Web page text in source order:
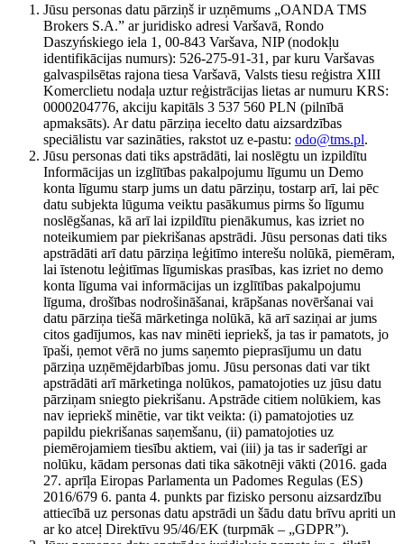
Jūsu personas datu pārziņš ir uzņēmums „OANDA TMS
Brokers S.A.” ar juridisko adresi Varšavā, Rondo
Daszyńskiego iela 1, 00-843 Varšava, NIP (nodokļu
identifikācijas numurs): 526-275-91-31, par kuru Varšavas
galvaspilsētas rajona tiesa Varšavā, Valsts tiesu reģistra XIII
Komerclietu nodaļa uztur reģistrācijas lietas ar numuru KRS:
0000204776, akciju kapitāls 3 537 560 PLN (pilnībā
apmaksāts). Ar datu pārziņa iecelto datu aizsardzības
speciālistu var sazināties, rakstot uz e-pastu: odo@tms.pl.
Jūsu personas dati tiks apstrādāti, lai noslēgtu un izpildītu
Informācijas un izglītības pakalpojumu līgumu un Demo
konta līgumu starp jums un datu pārziņu, tostarp arī, lai pēc
datu subjekta lūguma veiktu pasākumus pirms šo līgumu
noslēgšanas, kā arī lai izpildītu pienākumus, kas izriet no
noteikumiem par piekrišanas apstrādi. Jūsu personas dati tiks
apstrādāti arī datu pārziņa leģitīmo interešu nolūkā, piemēram,
lai īstenotu leģitīmas līgumiskas prasības, kas izriet no demo
konta līguma vai informācijas un izglītības pakalpojumu
līguma, drošības nodrošināšanai, krāpšanas novēršanai vai
datu pārziņa tiešā mārketinga nolūkā, kā arī saziņai ar jums
citos gadījumos, kas nav minēti iepriekš, ja tas ir pamatots, jo
īpaši, ņemot vērā no jums saņemto pieprasījumu un datu
pārziņa uzņēmējdarbības jomu. Jūsu personas dati var tikt
apstrādāti arī mārketinga nolūkos, pamatojoties uz jūsu datu
pārziņam sniegto piekrišanu. Apstrāde citiem nolūkiem, kas
nav iepriekš minētie, var tikt veikta: (i) pamatojoties uz
papildu piekrišanas saņemšanu, (ii) pamatojoties uz
piemērojamiem tiesību aktiem, vai (iii) ja tas ir saderīgi ar
nolūku, kādam personas dati tika sākotnēji vākti (2016. gada
27. aprīļa Eiropas Parlamenta un Padomes Regulas (ES)
2016/679 6. panta 4. punkts par fizisko personu aizsardzību
attiecībā uz personas datu apstrādi un šādu datu brīvu apriti un
ar ko atceļ Direktīvu 95/46/EK (turpmāk – „GDPR”).